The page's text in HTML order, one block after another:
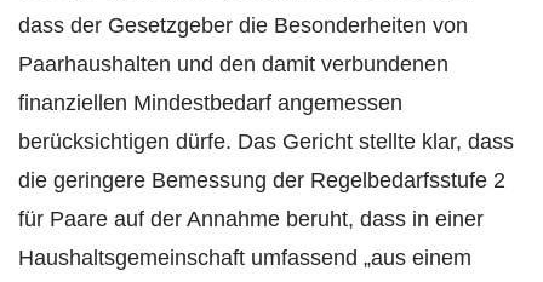
dass der Gesetzgeber die Besonderheiten von
Paarhaushalten und den damit verbundenen
finanziellen Mindestbedarf angemessen
berücksichtigen dürfe. Das Gericht stellte klar, dass
die geringere Bemessung der Regelbedarfsstufe 2
für Paare auf der Annahme beruht, dass in einer
Haushaltsgemeinschaft umfassend „aus einem